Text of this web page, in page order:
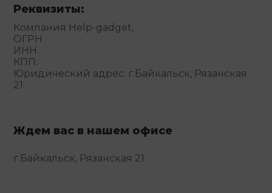
Реквизиты:
Компания Help-gadget,
ОГРН
ИНН
КПП:
Юридический адрес: г.Байкальск, Рязанская
21
Ждем вас в нашем офисе
г.Байкальск, Рязанская 21